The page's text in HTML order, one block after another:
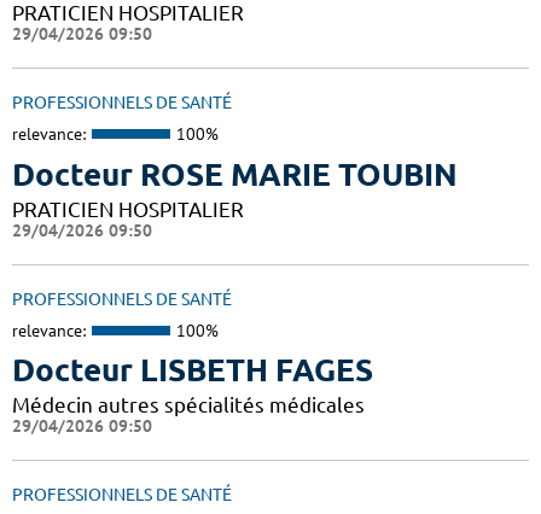
PRATICIEN HOSPITALIER
29/04/2026 09:50
PROFESSIONNELS DE SANTÉ
relevance: 100%
Docteur ROSE MARIE TOUBIN
PRATICIEN HOSPITALIER
29/04/2026 09:50
PROFESSIONNELS DE SANTÉ
relevance: 100%
Docteur LISBETH FAGES
Médecin autres spécialités médicales
29/04/2026 09:50
PROFESSIONNELS DE SANTÉ